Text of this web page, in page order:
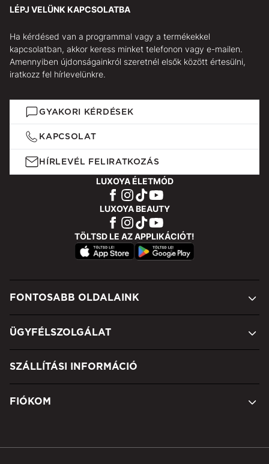
LÉPJ VELÜNK KAPCSOLATBA
Ha kérdésed van a programmal vagy a termékekkel
kapcsolatban, akkor keress minket telefonon vagy e-mailen.
Amennyiben újdonságainkról szeretnél elsők között értesülni,
iratkozz fel hírlevelünkre.
GYAKORI KÉRDÉSEK
KAPCSOLAT
HÍRLEVÉL FELIRATKOZÁS
LUXOYA ÉLETMÓD
LUXOYA BEAUTY
TÖLTSD LE AZ APPLIKÁCIÓT!
FONTOSABB OLDALAINK
ÜGYFÉLSZOLGÁLAT
SZÁLLÍTÁSI INFORMÁCIÓ
FIÓKOM